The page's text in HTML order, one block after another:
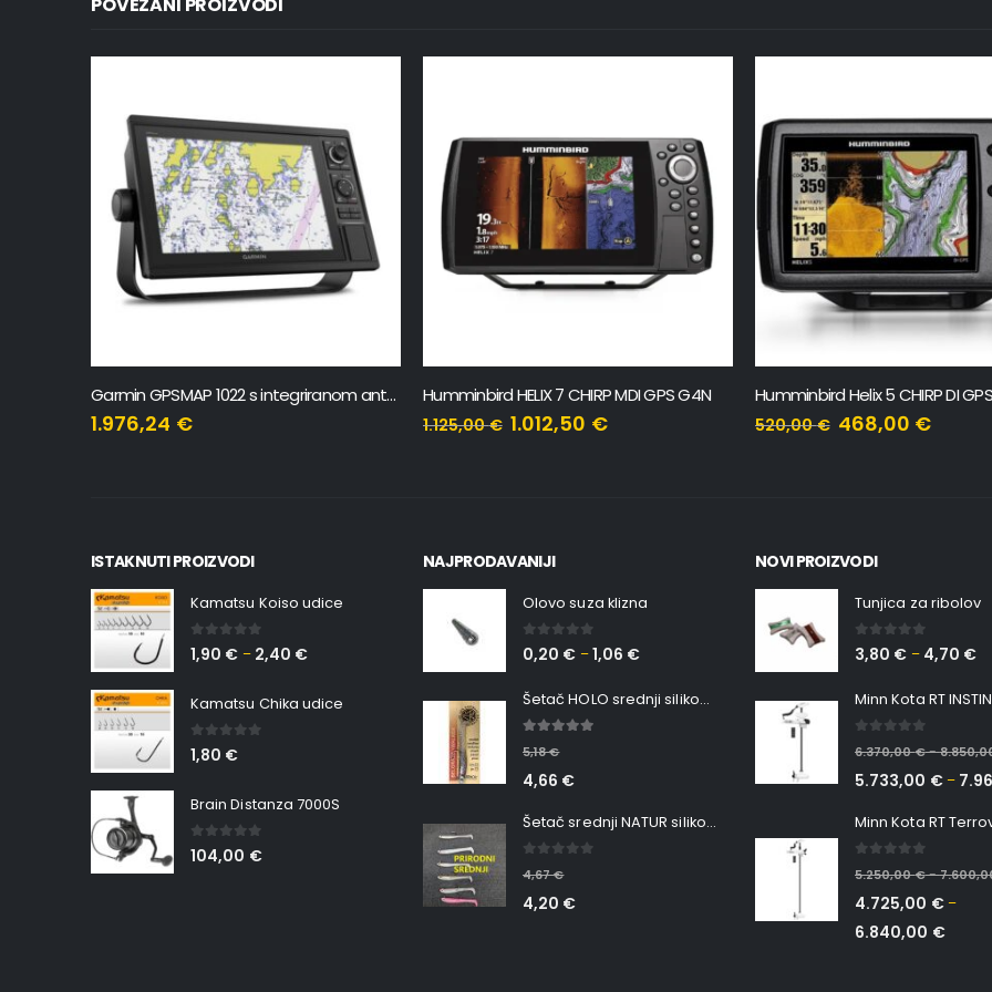
Humminbird HELIX 7 CHIRP MDI GPS G4N
1.125,00€ 1.012,50
Humminbird Helix 5 CHIRP DI GPS G3
520,00€ 468,00€
Humminbird XNT-9-20 T
163,92€ 147,53€
ISTAKNUTI PROIZVODI
Kamatsu Koiso udice
0 out of 5
1,90 € – 2,40 €
Kamatsu Chika udice
0 out of 5
1,80 €
Brain Distanza 7000S
0out of 5
104,00 €
NAJPRODAVANIJI
Olovo suza klizna
0 out of 5
0,20 € –1,06 €
Šetač HOLO srednji silikonska Ribica Belgrade Walker
5,18€
4,66 €
Šetač srednji NATUR silikonska ribica Belgrade Walker
4,67€
4,20 €
NOVI PROIZVODI
Tunjica za ribolov
0 out of 5
3,80 € – 4,70 €
6.370,00€–
5.733,00 €–
5.250,00€–
4.725,00 €–
6.840,00 €